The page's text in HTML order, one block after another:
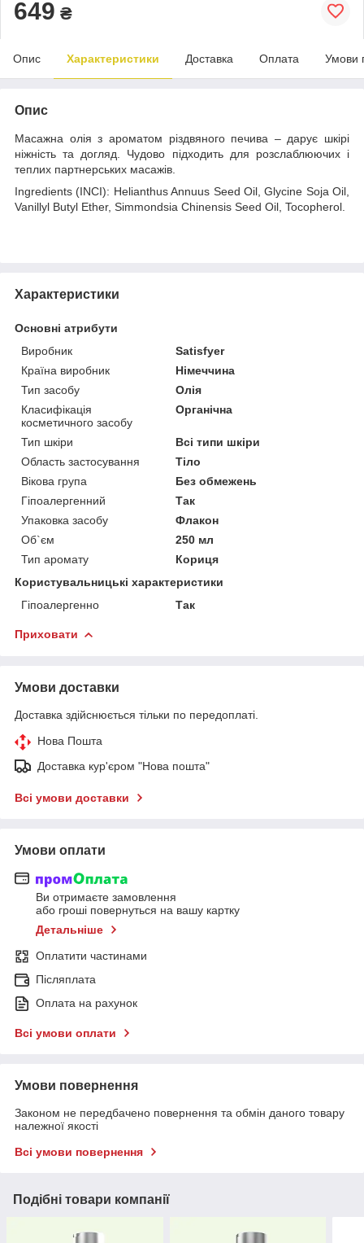
649 ₴
Опис Характеристики Доставка Оплата Умови
Опис
Масажна олія з ароматом різдвяного печива – дарує шкірі
ніжність та догляд. Чудово підходить для розслаблюючих і
теплих партнерських масажів.
Ingredients (INCI): Helianthus Annuus Seed Oil, Glycine Soja Oil,
Vanillyl Butyl Ether, Simmondsia Chinensis Seed Oil, Tocopherol.
Характеристики
Основні атрибути
Виробник
Satisfyer
Країна виробник
Німеччина
Тип засобу
Олія
Класифікація
косметичного засобу
Органічна
Тип шкіри
Всі типи шкіри
Область застосування
Тіло
Вікова група
Без обмежень
Гіпоалергенний
Так
Упаковка засобу
Флакон
Об`єм
250 мл
Тип аромату
Кориця
Користувальницькі характеристики
Гіпоалергенно
Так
Приховати
Умови доставки
Доставка здійснюється тільки по передоплаті.
Нова Пошта
Доставка кур'єром "Нова пошта"
Всі умови доставки
Умови оплати
Ви отримаєте замовлення
або гроші повернуться на вашу картку
Детальніше
Оплатити частинами
Післяплата
Оплата на рахунок
Всі умови оплати
Умови повернення
Законом не передбачено повернення та обмін даного товару
належної якості
Всі умови повернення
Подібні товари компанії